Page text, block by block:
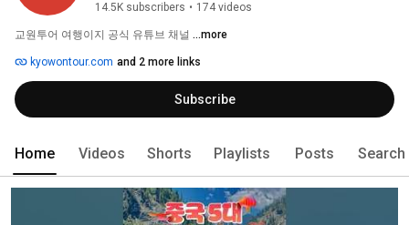
14.5K subscribers • 174 videos
교원투어 여행이지 공식 유튜브 채널 ...more
kyowontour.com and 2 more links
Subscribe
Home Videos Shorts Playlists Posts Search